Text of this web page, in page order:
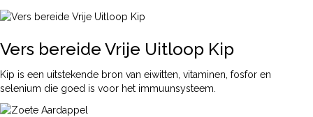
Vers bereide Vrije Uitloop Kip
Kip is een uitstekende bron van eiwitten, vitaminen, fosfor en
selenium die goed is voor het immuunsysteem.